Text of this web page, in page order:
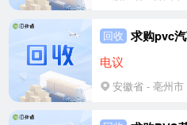
回收
电议
安徽省 - 亳州市